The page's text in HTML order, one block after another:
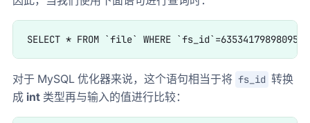
对于 MySQL 优化器来说，这个语句相当于将 fs_id 转换
成 int 类型再与输入的值进行比较：